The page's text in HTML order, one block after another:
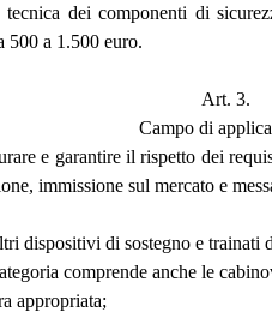
dei componenti di
500 a 1.500 euro.
Art. 3.
Campo di
e garantire il rispetto dei
immissione sul mercato e
dispositivi di sostegno e trainati
comprende anche le
appropriata;